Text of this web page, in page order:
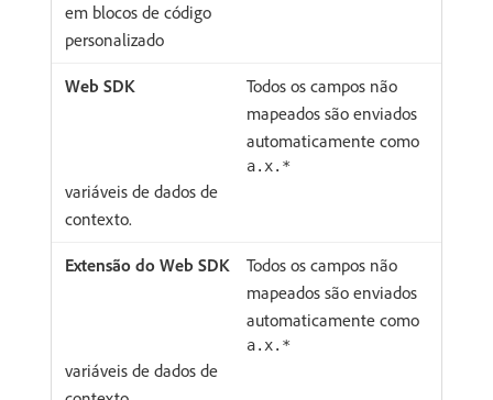
em blocos de código
personalizado
Todos os campos não
mapeados são enviados
automaticamente como
a.x.*
variáveis de dados de
contexto.
Todos os campos não
mapeados são enviados
automaticamente como
a.x.*
variáveis de dados de